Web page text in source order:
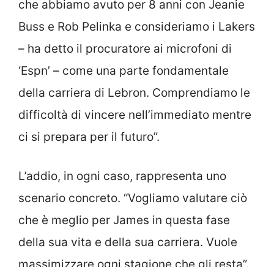
che abbiamo avuto per 8 anni con Jeanie
Buss e Rob Pelinka e consideriamo i Lakers
– ha detto il procuratore ai microfoni di
‘Espn’ – come una parte fondamentale
della carriera di Lebron. Comprendiamo le
difficoltà di vincere nell’immediato mentre
ci si prepara per il futuro”.
L’addio, in ogni caso, rappresenta uno
scenario concreto. “Vogliamo valutare ciò
che è meglio per James in questa fase
della sua vita e della sua carriera. Vuole